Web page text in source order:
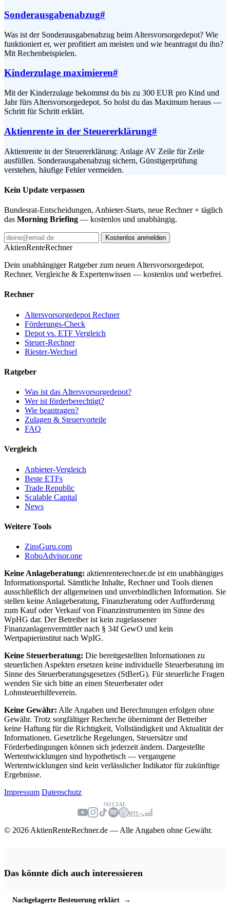
Sonderausgabenabzug#
Was ist der Sonderausgabenabzug beim Altersvorsorgedepot? Wie
funktioniert er, wer profitiert am meisten und wie beantragst du ihn?
Mit Rechenbeispielen.
Kinderzulage maximieren#
Mit der Kinderzulage bekommst du bis zu 300 EUR pro Kind und
Jahr fürs Altersvorsorgedepot. So holst du das Maximum heraus —
Schritt für Schritt erklärt.
Aktienrente in der Steuererklärung#
Aktienrente in der Steuererklärung: Anlage AV Zeile für Zeile
ausfüllen. Sonderausgabenabzug sichern, Günstigerprüfung
verstehen, häufige Fehler vermeiden.
Kein Update verpassen
Bundesrat-Entscheidungen, Anbieter-Starts, neue Rechner + täglich
das Morning Briefing — kostenlos und unabhängig.
Kostenlos anmelden
AktienRenteRechner
Dein unabhängiger Ratgeber zum neuen Altersvorsorgedepot.
Rechner, Vergleiche & Expertenwissen — kostenlos und werbefrei.
Rechner
Altersvorsorgedepot Rechner
Förderungs-Check
Depot vs. ETF Vergleich
Steuer-Rechner
Riester-Wechsel
Ratgeber
Was ist das Altersvorsorgedepot?
Wer ist förderberechtigt?
Wie beantragen?
Zulagen & Steuervorteile
FAQ
Vergleich
Anbieter-Vergleich
Beste ETFs
Trade Republic
Scalable Capital
News
Weitere Tools
ZinsGuru.com
RoboAdvisor.one
Keine Anlageberatung: aktienrenterechner.de ist ein unabhängiges
Informationsportal. Sämtliche Inhalte, Rechner und Tools dienen
ausschließlich der allgemeinen und unverbindlichen Information. Sie
stellen keine Anlageberatung, Finanzberatung oder Aufforderung
zum Kauf oder Verkauf von Finanzinstrumenten im Sinne des
WpHG dar. Der Betreiber ist kein zugelassener
Finanzanlagenvermittler nach § 34f GewO und kein
Wertpapierinstitut nach WpIG.
Keine Steuerberatung: Die bereitgestellten Informationen zu
steuerlichen Aspekten ersetzen keine individuelle Steuerberatung im
Sinne des Steuerberatungsgesetzes (StBerG). Für steuerliche Fragen
wenden Sie sich bitte an einen Steuerberater oder
Lohnsteuerhilfeverein.
Keine Gewähr: Alle Angaben und Berechnungen erfolgen ohne
Gewähr. Trotz sorgfältiger Recherche übernimmt der Betreiber
keine Haftung für die Richtigkeit, Vollständigkeit und Aktualität der
Informationen. Gesetzliche Regelungen, Steuersätze und
Förderbedingungen können sich jederzeit ändern. Dargestellte
Wertentwicklungen sind hypothetisch — vergangene
Wertentwicklungen sind kein verlässlicher Indikator für zukünftige
Ergebnisse.
Impressum Datenschutz
SOCIAL
RTL+
© 2026 AktienRenteRechner.de — Alle Angaben ohne Gewähr.
Das könnte dich auch interessieren
Nachgelagerte Besteuerung erklärt →